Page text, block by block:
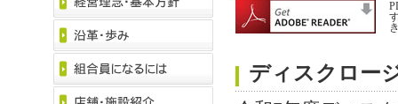
ディスクロー